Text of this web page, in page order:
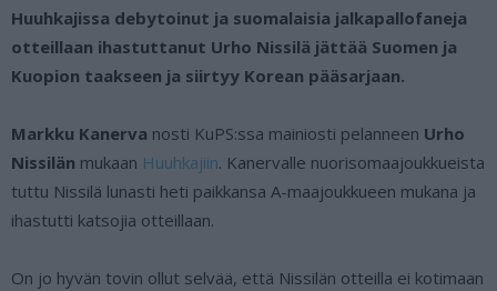
Huuhkajissa debytoinut ja suomalaisia jalkapallofaneja
otteillaan ihastuttanut Urho Nissilä jättää Suomen ja
Kuopion taakseen ja siirtyy Korean pääsarjaan.
Markku Kanerva nosti KuPS:ssa mainiosti pelanneen Urho
Nissilän mukaan Huuhkajiin. Kanervalle nuorisomaajoukkueista
tuttu Nissilä lunasti heti paikkansa A-maajoukkueen mukana ja
ihastutti katsojia otteillaan.
On jo hyvän tovin ollut selvää, että Nissilän otteilla ei kotimaan